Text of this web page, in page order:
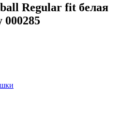
Regular fit белая
000285